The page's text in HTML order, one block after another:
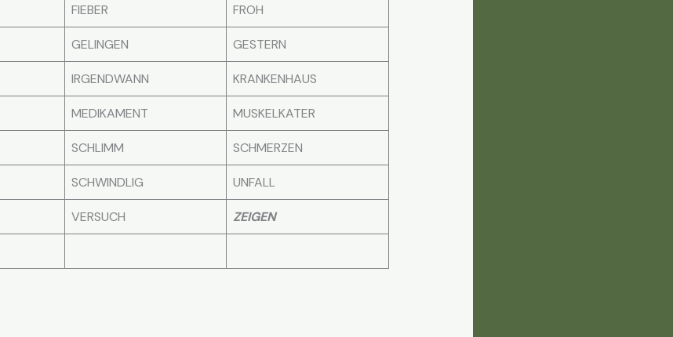
FIEBER FROH
GELINGEN GESTERN
IRGENDWANN KRANKENHAUS
MEDIKAMENT MUSKELKATER
SCHLIMM SCHMERZEN
SCHWINDLIG UNFALL
VERSUCH ZEIGEN